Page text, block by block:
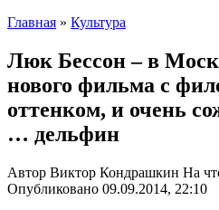
Главная » Культура
Люк Бессон – в
нового фильма с
оттенком, и очень
… дельфин
Автор Виктор Кондрашкин На
Опубликовано 09.09.2014, 22:10